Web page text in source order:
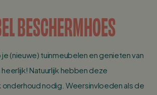
BESCHERMHOES
je (nieuwe) tuinmeubelen en genieten van
Natuurlijk hebben deze
nodig. Weersinvloeden als de